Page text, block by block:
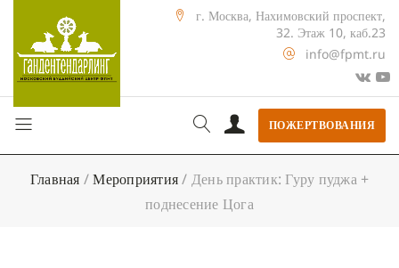
г. Москва, Нахимовский проспект,
32. Этаж 10, каб.23
info@fpmt.ru
ПОЖЕРТВОВАНИЯ
Главная /Мероприятия/ День практик: Гуру пуджа +
поднесение Цога